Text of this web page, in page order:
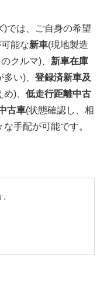
)では、ご自身の希望
能な新車(現地製造
クルマ)、 新車在庫
い)、 登録済新車及
)、 低走行距離中古
古車(状態確認し、相
手配が可能です。
。